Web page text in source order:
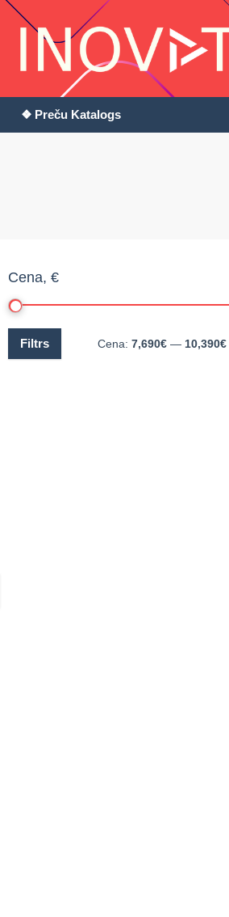
❖ Preču Katalogs
Cena, €
Filtrs Cena: 7,690€ — 10,390€